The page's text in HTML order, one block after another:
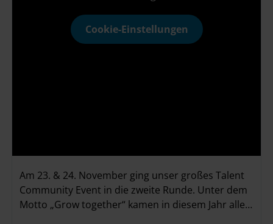
Cookie-Einstellungen
Am 23. & 24. November ging unser großes Talent
Community Event in die zweite Runde. Unter dem
Motto „Grow together“ kamen in diesem Jahr alle